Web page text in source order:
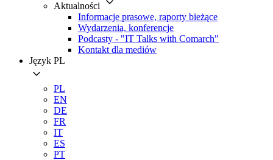
Aktualności
Informacje prasowe, raporty bieżące
Wydarzenia, konferencje
Podcasty - "IT Talks with Comarch"
Kontakt dla mediów
Język PL
PL
EN
DE
FR
IT
ES
PT